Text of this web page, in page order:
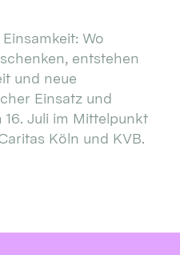
Wo
entstehen
und neue
Einsatz und
Juli im Mittelpunkt
Köln und KVB.